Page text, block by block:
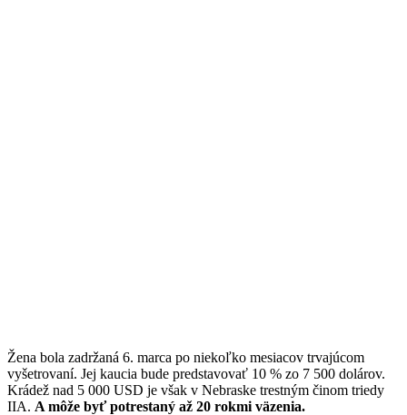
Žena bola zadržaná 6. marca po niekoľko mesiacov trvajúcom
vyšetrovaní. Jej kaucia bude predstavovať 10 % zo 7 500 dolárov.
Krádež nad 5 000 USD je však v Nebraske trestným činom triedy
IIA. A môže byť potrestaný až 20 rokmi väzenia.